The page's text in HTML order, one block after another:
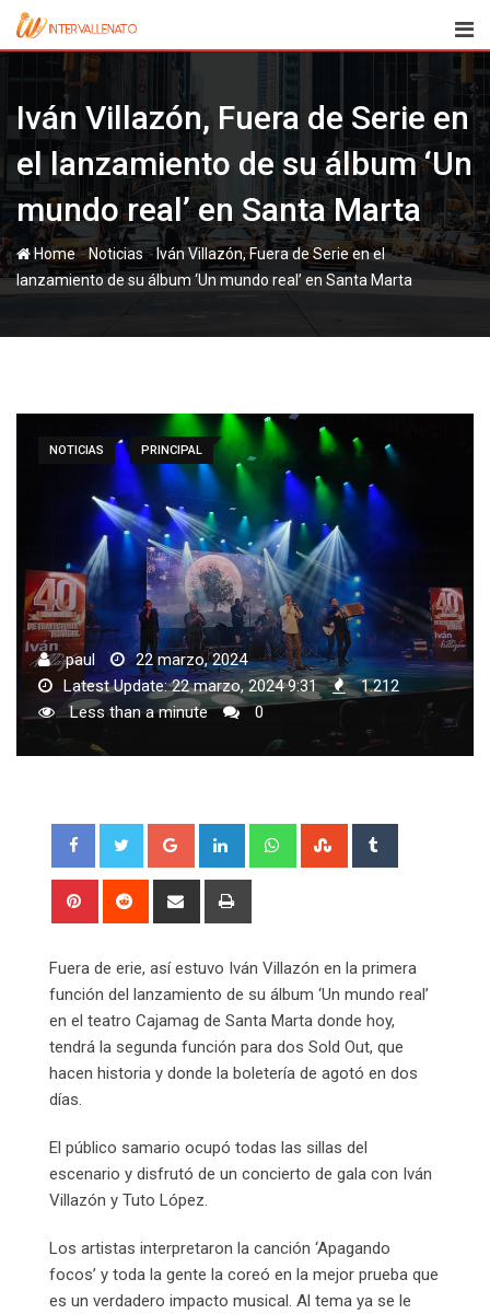
Skip
Iván Villazón, Fuera de Serie en
el lanzamiento de su álbum ‘Un
mundo real’ en Santa Marta
Home-Noticias-Iván Villazón, Fuera de Serie en el
lanzamiento de su álbum ‘Un mundo real’ en Santa Marta
NOTICIAS PRINCIPAL
paul
22 marzo, 2024
Latest Update: 22 marzo, 2024 9:31
1.212
Less than a minute
0
Google+ LinkedIn WhatsappStumbleUpon
Pinterest Reddit
Share
Fuera de erie, así estuvo Iván Villazón en la primera
función del lanzamiento de su álbum ‘Un mundo real’
en el teatro Cajamag de Santa Marta donde hoy,
tendrá la segunda función para dos Sold Out, que
hacen historia y donde la boletería de agotó en dos
días.
El público samario ocupó todas las sillas del
escenario y disfrutó de un concierto de gala con Iván
Villazón y Tuto López.
Los artistas interpretaron la canción ‘Apagando
focos’ y toda la gente la coreó en la mejor prueba que
es un verdadero impacto musical. Al tema ya se le